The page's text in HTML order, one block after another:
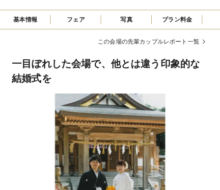
基本情報 フェア 写真 プラン料金
この会場の先輩カップルレポート一覧
一目ぼれした会場で、他とは違う印象的な
結婚式を